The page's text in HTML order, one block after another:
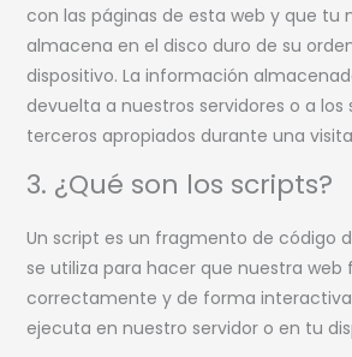
con las páginas de esta web y que tu
almacena en el disco duro de su
dispositivo. La información
devuelta a nuestros servidores o a los
terceros apropiados durante una
3. ¿Qué son los scripts?
Un script es un fragmento de código
se utiliza para hacer que nuestra web
correctamente y de forma
ejecuta en nuestro servidor o en tu